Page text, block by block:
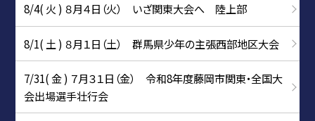
8/4( 火 ) ８月４日（火） いざ関東大会へ 陸上部
8/1( 土 ) ８月１日（土） 群馬県少年の主張西部地区大会
7/31( 金 ) ７月３１日（金） 令和8年度藤岡市関東・全国大
会出場選手壮行会